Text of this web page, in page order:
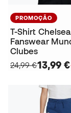
PROMOÇÃO
T-Shirt
Fanswear
Clubes
24,99 €13,99 €